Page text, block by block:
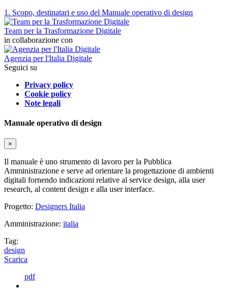
1. Scopo, destinatari e uso del Manuale operativo di design
Team per la Trasformazione Digitale
in collaborazione con
Agenzia per l'Italia Digitale
Seguici su
Privacy policy
Cookie policy
Note legali
Manuale operativo di design
×
Il manuale è uno strumento di lavoro per la Pubblica
Amministrazione e serve ad orientare la progettazione di ambienti
digitali fornendo indicazioni relative al service design, alla user
research, al content design e alla user interface.
Progetto: Designers Italia
Amministrazione: italia
Tag:
design
Scarica
pdf